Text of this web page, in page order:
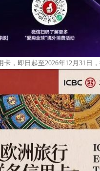
卡，即日起至2026年12月31日